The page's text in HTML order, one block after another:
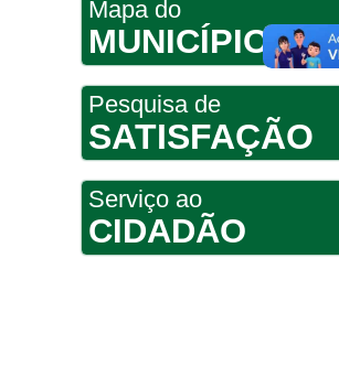
Mapa do
MUNICÍPIO
Pesquisa de
SATISFAÇÃO
Serviço ao
CIDADÃO